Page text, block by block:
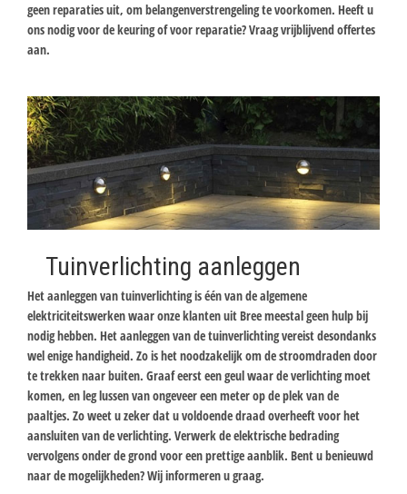
geen reparaties uit, om belangenverstrengeling te voorkomen. Heeft u
ons nodig voor de keuring of voor reparatie? Vraag vrijblijvend offertes
aan.
Tuinverlichting aanleggen
Het aanleggen van tuinverlichting is één van de algemene
elektriciteitswerken waar onze klanten uit Bree meestal geen hulp bij
nodig hebben. Het aanleggen van de tuinverlichting vereist desondanks
wel enige handigheid. Zo is het noodzakelijk om de stroomdraden door
te trekken naar buiten. Graaf eerst een geul waar de verlichting moet
komen, en leg lussen van ongeveer een meter op de plek van de
paaltjes. Zo weet u zeker dat u voldoende draad overheeft voor het
aansluiten van de verlichting. Verwerk de elektrische bedrading
vervolgens onder de grond voor een prettige aanblik. Bent u benieuwd
naar de mogelijkheden? Wij informeren u graag.